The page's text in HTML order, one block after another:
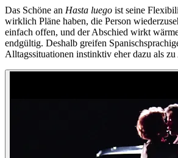
Das Schöne an Hasta luego ist seine
wirklich Pläne haben, die Person
einfach offen, und der Abschied wirkt
endgültig. Deshalb greifen
Alltagssituationen instinktiv eher dazu als zu